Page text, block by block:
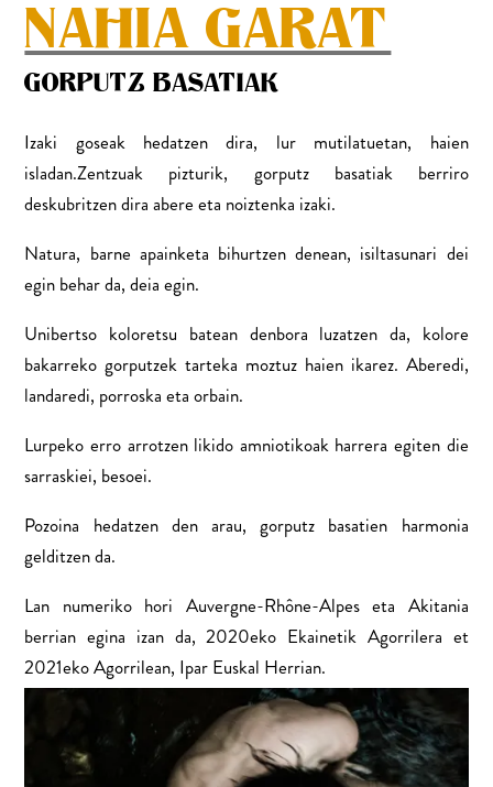
NAHIA GARAT
GORPUTZ BASATIAK
Izaki goseak hedatzen dira, lur mutilatuetan, haien
isladan.Zentzuak pizturik, gorputz basatiak berriro
deskubritzen dira abere eta noiztenka izaki.
Natura, barne apainketa bihurtzen denean, isiltasunari dei
egin behar da, deia egin.
Unibertso koloretsu batean denbora luzatzen da, kolore
bakarreko gorputzek tarteka moztuz haien ikarez. Aberedi,
landaredi, porroska eta orbain.
Lurpeko erro arrotzen likido amniotikoak harrera egiten die
sarraskiei, besoei.
Pozoina hedatzen den arau, gorputz basatien harmonia
gelditzen da.
Lan numeriko hori Auvergne-Rhône-Alpes eta Akitania
berrian egina izan da, 2020eko Ekainetik Agorrilera et
2021eko Agorrilean, Ipar Euskal Herrian.